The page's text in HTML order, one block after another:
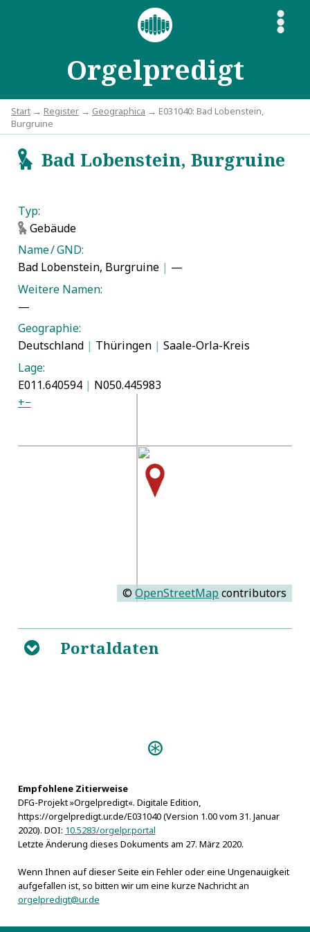
Orgelpredigt
S
Start → Register → Geographica → E031040: Bad Lobenstein,
Burgruine
gBad Lobenstein, Burgruine
Typ:
gGebäude
Name / GND:
Bad Lobenstein, Burgruine | —
Weitere Namen:
—
Geographie:
Deutschland | Thüringen | Saale-Orla-Kreis
Lage:
E011.640594 | N050.445983
+−
©OpenStreetMap contributors
B Portaldaten
Empfohlene Zitierweise
DFG-Projekt »Orgelpredigt«. Digitale Edition,
https://orgelpredigt.ur.de/E031040 (Version 1.00 vom 31. Januar
2020). DOI: 10.5283/orgelpr.portal
Letzte Änderung dieses Dokuments am 27. März 2020.
Wenn Ihnen auf dieser Seite ein Fehler oder eine Ungenauigkeit
aufgefallen ist, so bitten wir um eine kurze Nachricht an
orgelpredigt@ur.de